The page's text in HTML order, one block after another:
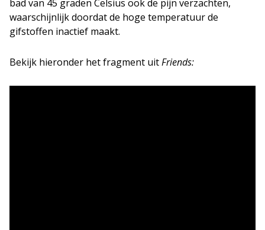
bad van 45 graden Celsius ook de pijn verzachten,
waarschijnlijk doordat de hoge temperatuur de
gifstoffen inactief maakt.
Bekijk hieronder het fragment uitFriends: